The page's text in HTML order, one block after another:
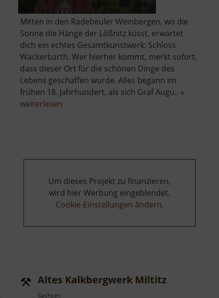
Mitten in den Radebeuler Weinbergen, wo die
Sonne die Hänge der Lößnitz küsst, erwartet
dich ein echtes Gesamtkunstwerk: Schloss
Wackerbarth. Wer hierher kommt, merkt sofort,
dass dieser Ort für die schönen Dinge des
Lebens geschaffen wurde. Alles begann im
frühen 18. Jahrhundert, als sich Graf Augu.. »
weiterlesen
Um dieses Projekt zu finanzieren,
wird hier Werbung eingeblendet.
Cookie-Einstellungen ändern.
Altes Kalkbergwerk Miltitz
Sachsen